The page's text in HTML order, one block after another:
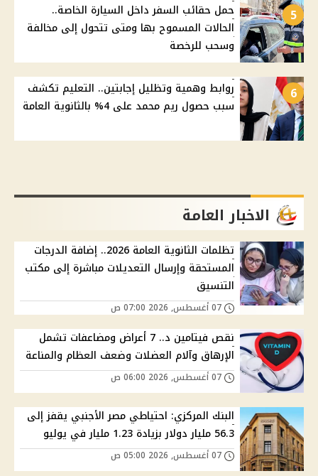
5
حمل حقائب السفر داخل السيارة الخاصة..
الحالات المسموح بها ومتى تتحول إلى مخالفة
وسحب للرخصة
6
روابط وهمية وتظليل إجابتين.. التعليم تكشف
سبب حصول ريم محمد على 4% بالثانوية العامة
الاخبار العامة
تظلمات الثانوية العامة 2026.. إضافة الدرجات
المستحقة وإرسال التعديلات مباشرة إلى مكتب
التنسيق
نقص فيتامين د.. 7 أعراض ومضاعفات تشمل
الإرهاق وآلام العضلات وضعف العظام والمناعة
البنك المركزي: احتياطي مصر الأجنبي يقفز إلى
56.3 مليار دولار بزيادة 1.23 مليار في يوليو